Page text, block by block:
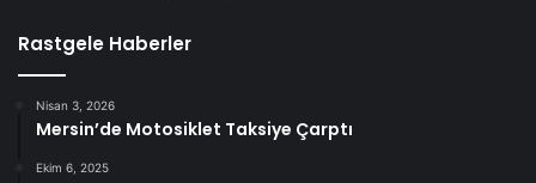
Rastgele Haberler
Nisan 3, 2026
Mersin’de Motosiklet Taksiye Çarptı
Ekim 6, 2025